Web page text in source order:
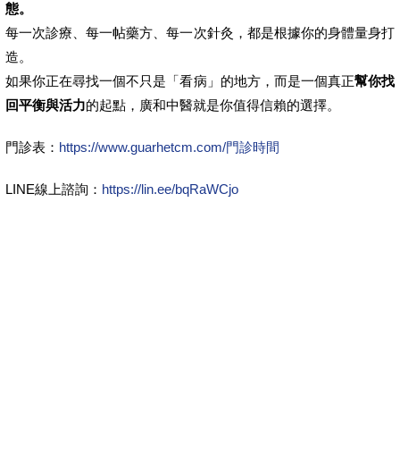
態。
每一次診療、每一帖藥方、每一次針灸，都是根據你的身體量身打
造。
如果你正在尋找一個不只是「看病」的地方，而是一個真正幫你找
回平衡與活力的起點，廣和中醫就是你值得信賴的選擇。
門診表： https://www.guarhetcm.com/門診時間
LINE線上諮詢： https://lin.ee/bqRaWCjo